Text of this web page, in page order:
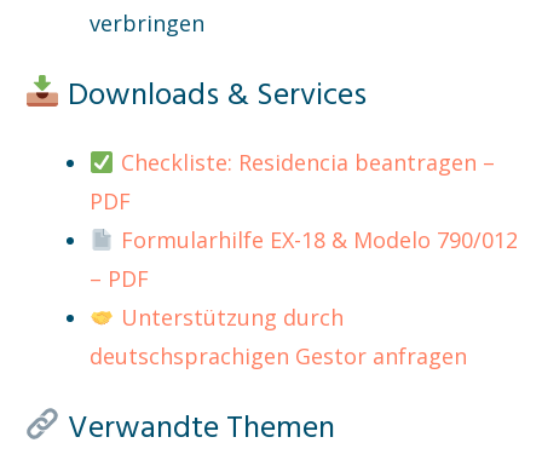
verbringen
Downloads & Services
Checkliste: Residencia beantragen –
PDF
Formularhilfe EX-18 & Modelo 790/012
– PDF
Unterstützung durch
deutschsprachigen Gestor anfragen
Verwandte Themen